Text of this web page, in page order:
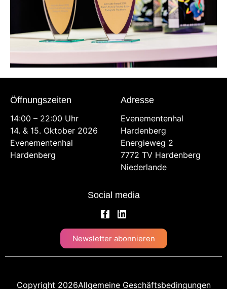
Öffnungszeiten
14:00 – 22:00 Uhr
14. & 15. Oktober 2026
Evenementenhal
Hardenberg
Adresse
Evenementenhal
Hardenberg
Energieweg 2
7772 TV Hardenberg
Niederlande
Social media
Newsletter abonnieren
Copyright 2026Allgemeine Geschäftsbedingungen